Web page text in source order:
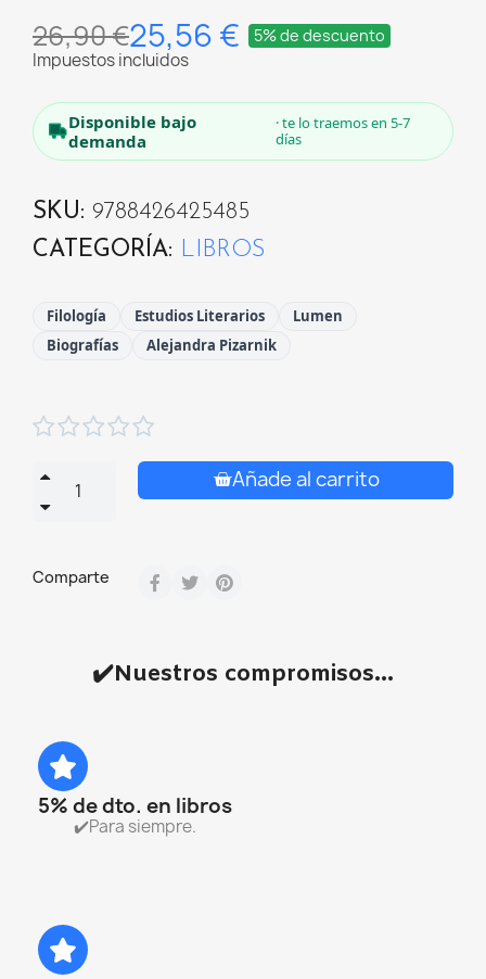
26,90 €25,56 € 5% de descuento
Impuestos incluidos
Disponible bajo
demanda
· te lo traemos en 5-7
días
SKU
9788426425485
CATEGORÍA
LIBROS
Filología Estudios Literarios
Lumen
Biografías
Alejandra Pizarnik

Añade al carrito
Comparte
✔️Nuestros compromisos...
5% de dto. en libros
✔️Para siempre.